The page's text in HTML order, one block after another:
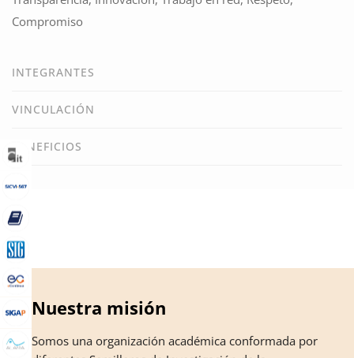
Compromiso
INTEGRANTES
VINCULACIÓN
BENEFICIOS
Nuestra misión
Somos una organización académica conformada por